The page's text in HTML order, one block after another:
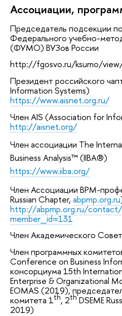
Ассоциации,
Председатель подсекции
Федерального учебно-
(ФУМО) ВУЗов России
http://fgosvo.ru/ksumo/
Президент российского
Information Systems)
https://www.aisnet.org.ru/
Член AIS (Association for
http://aisnet.org/
Член ассоциации The
Business Analysis™ (IIBA®)
https://www.iiba.org/
Член Ассоциации BPM-
Russian Chapter, abpmp.org.ru
http://abpmp.org.ru/
member_id=131
Член Академического
Член программных
Conference on Business
консорциума 15th
Enterprise & Organizational
EOMAS (2019),
комитета 1th, 2th DSEME
2019)